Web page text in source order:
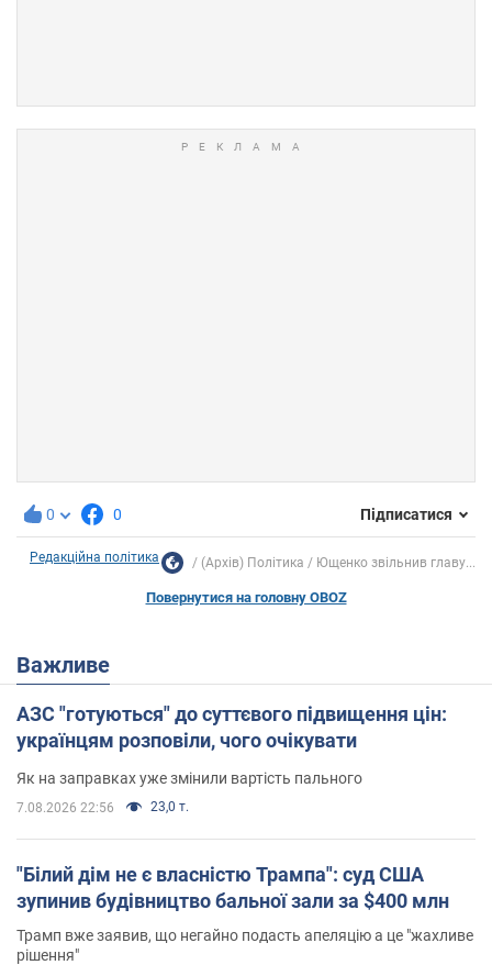
0 0 Підписатися
Редакційна політика (Архів) Політика Ющенко звільнив главу...
Повернутися на головну OBOZ
Важливе
АЗС "готуються" до суттєвого підвищення цін:
українцям розповіли, чого очікувати
Як на заправках уже змінили вартість пального
7.08.2026 22:56 23,0 т.
"Білий дім не є власністю Трампа": суд США
зупинив будівництво бальної зали за $400 млн
Трамп вже заявив, що негайно подасть апеляцію а це "жахливе
рішення"